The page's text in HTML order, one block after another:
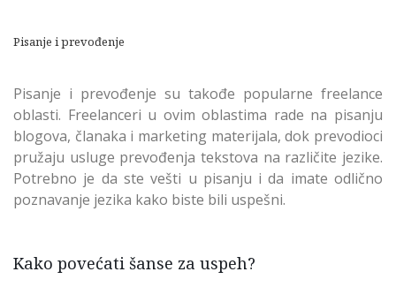
Pisanje i prevođenje
Pisanje i prevođenje su takođe popularne freelance
oblasti. Freelanceri u ovim oblastima rade na pisanju
blogova, članaka i marketing materijala, dok prevodioci
pružaju usluge prevođenja tekstova na različite jezike.
Potrebno je da ste vešti u pisanju i da imate odlično
poznavanje jezika kako biste bili uspešni.
Kako povećati šanse za uspeh?